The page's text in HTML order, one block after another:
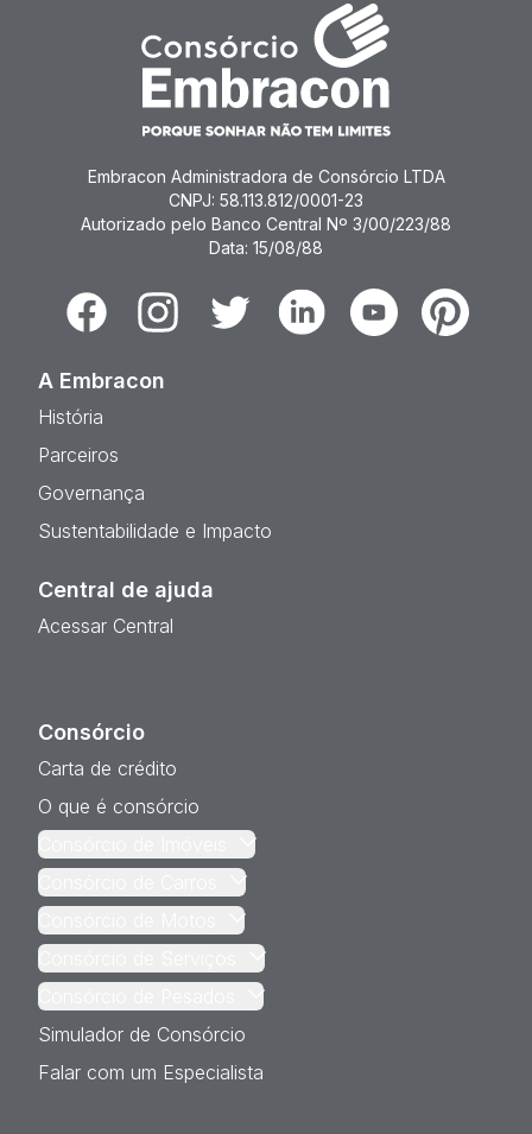
Embracon Administradora de Consórcio LTDA
CNPJ: 58.113.812/0001-23
Autorizado pelo Banco Central Nº 3/00/223/88
Data: 15/08/88
FacebookInstagramTwitter LinkedinYoutubePinterest
A Embracon
História
Parceiros
Governança
Sustentabilidade e Impacto
Central de ajuda
Acessar Central
Consórcio
Carta de crédito
O que é consórcio
Simulador de Consórcio
Falar com um Especialista